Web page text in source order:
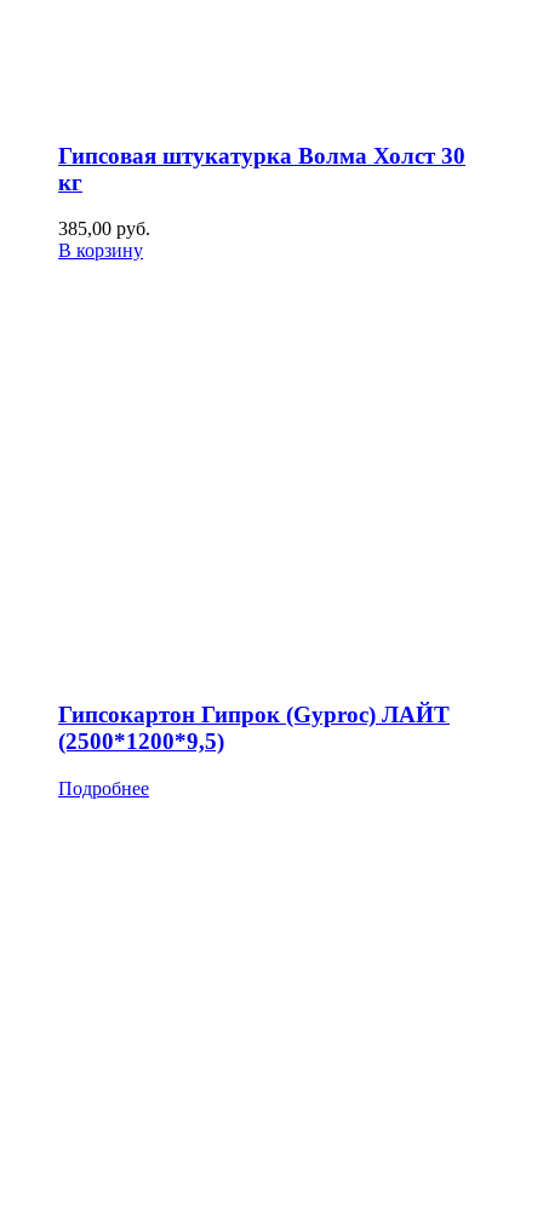
Гипсовая штукатурка Волма Холст 30
кг
385,00 руб.
В корзину
Гипсокартон Гипрок (Gyproc) ЛАЙТ
(2500*1200*9,5)
Подробнее